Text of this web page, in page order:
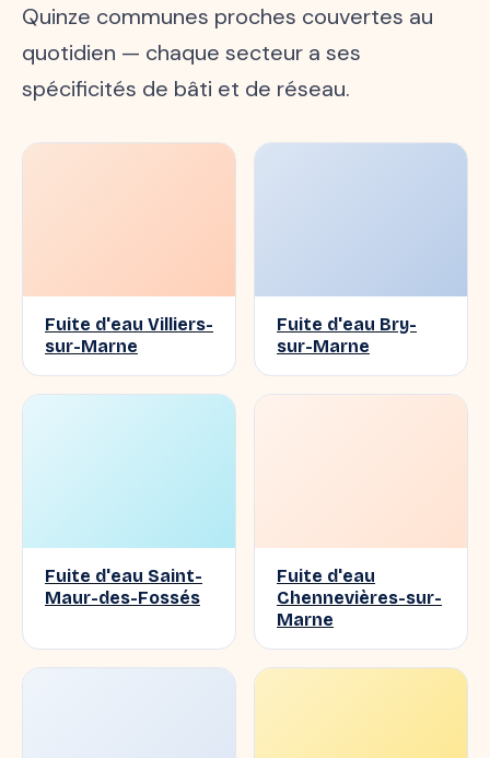
Quinze communes proches couvertes au
quotidien — chaque secteur a ses
spécificités de bâti et de réseau.
Fuite d'eau Villiers-
sur-Marne
Fuite d'eau Bry-
sur-Marne
Fuite d'eau Saint-
Maur-des-Fossés
Fuite d'eau
Chennevières-sur-
Marne